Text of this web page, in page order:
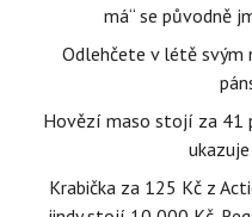
má“ se původně
Odlehčete v létě svým
Hovězí maso stojí za 41
Krabička za 125 Kč z